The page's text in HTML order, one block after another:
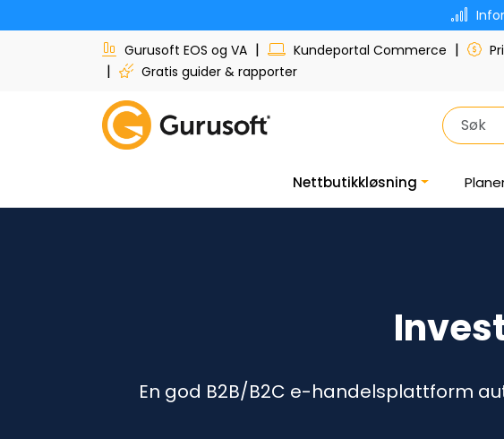
Gurusoft EOS og VA | Kundeportal Commerce |
| Gratis guider & rapporter
Nettbutikkløsning
En god B2B/B2C e-handelsplattform